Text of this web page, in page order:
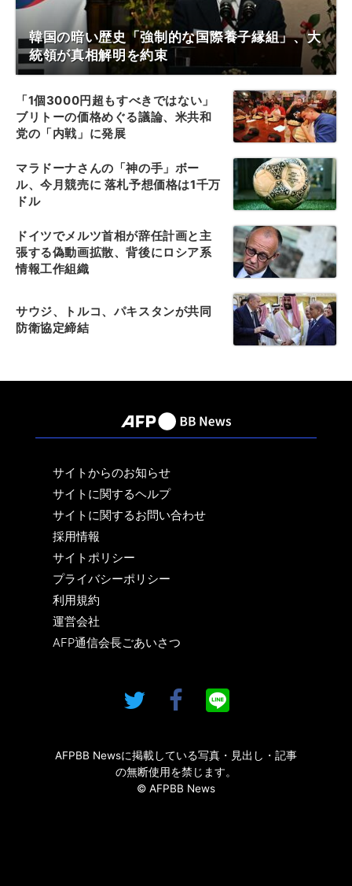
韓国の暗い歴史「強制的な国際養子縁組」、大
統領が真相解明を約束
「1個3000円超もすべきではない」
ブリトーの価格めぐる議論、米共和
党の「内戦」に発展
マラドーナさんの「神の手」ボー
ル、今月競売に 落札予想価格は1千万
ドル
ドイツでメルツ首相が辞任計画と主
張する偽動画拡散、背後にロシア系
情報工作組織
サウジ、トルコ、パキスタンが共同
防衛協定締結
サイトからのお知らせ
サイトに関するヘルプ
サイトに関するお問い合わせ
採用情報
サイトポリシー
プライバシーポリシー
利用規約
運営会社
AFP通信会長ごあいさつ
AFPBB Newsに掲載している写真・見出し・記事
の無断使用を禁じます。
© AFPBB News